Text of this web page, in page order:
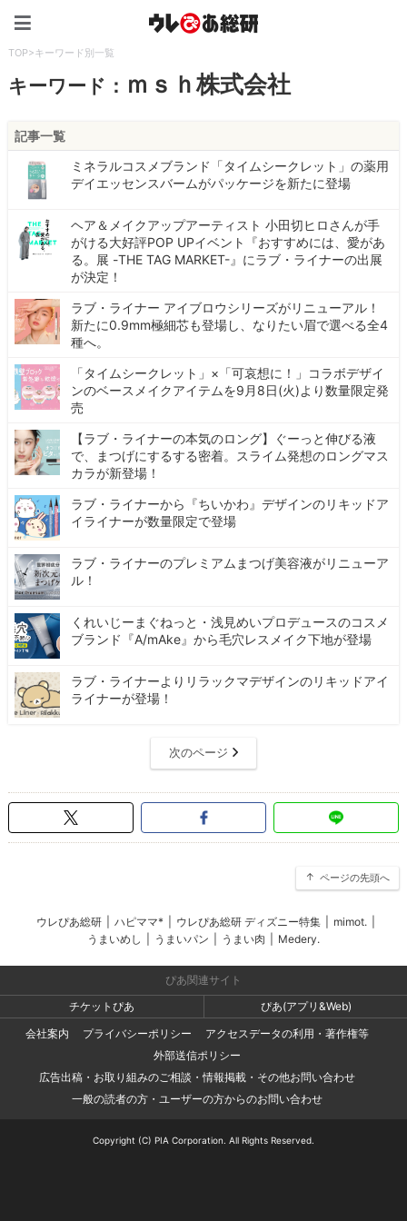
TOP>キーワード別一覧
キーワード： ｍｓｈ株式会社
記事一覧
ミネラルコスメブランド「タイムシークレット」の薬用
デイエッセンスバームがパッケージを新たに登場
ヘア＆メイクアップアーティスト 小田切ヒロさんが手
がける大好評POP UPイベント『おすすめには、愛があ
る。展 -THE TAG MARKET-』にラブ・ライナーの出展
が決定！
ラブ・ライナー アイブロウシリーズがリニューアル！
新たに0.9mm極細芯も登場し、なりたい眉で選べる全4
種へ。
「タイムシークレット」×「可哀想に！」コラボデザイ
ンのベースメイクアイテムを9月8日(火)より数量限定発
売
【ラブ・ライナーの本気のロング】ぐーっと伸びる液
で、まつげにするする密着。スライム発想のロングマス
カラが新登場！
ラブ・ライナーから『ちいかわ』デザインのリキッドア
イライナーが数量限定で登場
ラブ・ライナーのプレミアムまつげ美容液がリニューア
ル！
くれいじーまぐねっと・浅見めいプロデュースのコスメ
ブランド『A/mAke』から毛穴レスメイク下地が登場
ラブ・ライナーよりリラックマデザインのリキッドアイ
ライナーが登場！
次のページ
ページの先頭へ
ウレぴあ総研 ハピママ* ウレぴあ総研 ディズニー特集 mimot.
うまいめし
うまいパン うまい肉 Medery.
ぴあ関連サイト
チケットぴあ
ぴあ(アプリ&Web)
会社案内
プライバシーポリシー
アクセスデータの利用・著作権等
外部送信ポリシー
広告出稿・お取り組みのご相談・情報掲載・その他お問い合わせ
一般の読者の方・ユーザーの方からのお問い合わせ
Copyright (C) PIA Corporation. All Rights Reserved.